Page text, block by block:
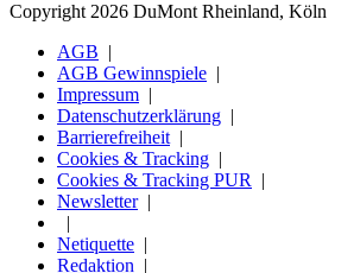
Copyright 2026 DuMont Rheinland, Köln
AGB
AGB Gewinnspiele
Impressum
Datenschutzerklärung
Barrierefreiheit
Cookies & Tracking
Cookies & Tracking PUR
Newsletter
Netiquette
Redaktion